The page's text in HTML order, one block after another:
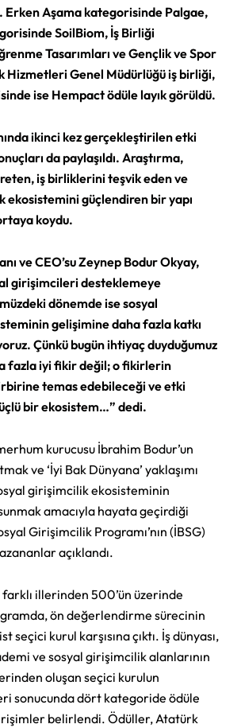
Erken Aşama kategorisinde Palgae,
SoilBiom, İş Birliği
Tasarımları ve Gençlik ve Spor
Hizmetleri Genel Müdürlüğü iş birliği,
ise Hempact ödüle layık görüldü.
ikinci kez gerçekleştirilen etki
da paylaşıldı. Araştırma,
iş birliklerini teşvik eden ve
ekosistemini güçlendiren bir yapı
koydu.
ve CEO’su Zeynep Bodur Okyay,
girişimcileri desteklemeye
dönemde ise sosyal
gelişimine daha fazla katkı
Çünkü bugün ihtiyaç duyduğumuz
fazla iyi fikir değil; o fikirlerin
temas edebileceği ve etki
bir ekosistem…” dedi.
kurucusu İbrahim Bodur’un
ve ‘İyi Bak Dünyana’ yaklaşımı
girişimcilik ekosisteminin
amacıyla hayata geçirdiği
Girişimcilik Programı’nın (İBSG)
açıklandı.
farklı illerinden 500’ün üzerinde
ön değerlendirme sürecinin
seçici kurul karşısına çıktı. İş dünyası,
ve sosyal girişimcilik alanlarının
oluşan seçici kurulun
sonucunda dört kategoride ödüle
belirlendi. Ödüller, Atatürk